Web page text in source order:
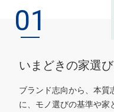
01
いまどきの家選
ブランド志向から、本質
に、 モノ選びの基準や家